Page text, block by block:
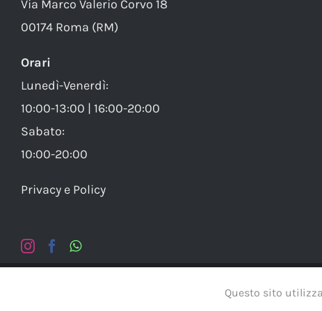
Via Marco Valerio Corvo 18
00174 Roma (RM)
Orari
Lunedì-Venerdì:
10:00-13:00 | 16:00-20:00
Sabato:
10:00-20:00
Privacy e Policy
Questo sito